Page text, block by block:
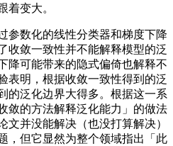
着变大。
数化的线性分类器和梯度下降
收敛一致性并不能解释模型的泛
降可能带来的隐式偏倚也解释不
表明，根据收敛一致性得到的泛
的泛化边界大得多。根据这一系
敛的方法解释泛化能力」的做法
文并没能解决（也没打算解决）
，但它显然为整个领域指出「此